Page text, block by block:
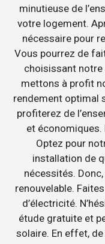
minutieuse de
votre logement.
nécessaire pour
Vous pourrez de
choisissant
mettons à profit
rendement optimal
profiterez de
et économiques.
Optez pour
installation de
nécessités.
renouvelable.
d’électricité.
étude gratuite et
solaire. En effet,